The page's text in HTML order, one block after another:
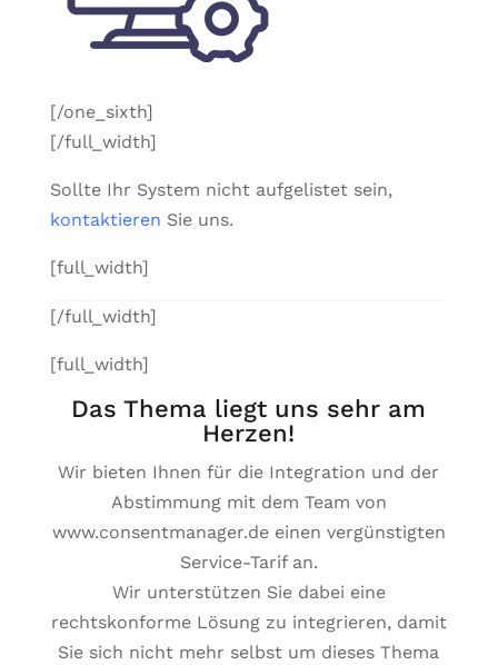
[/one_sixth]
[/full_width]
Sollte Ihr System nicht aufgelistet sein,
kontaktieren Sie uns.
[full_width]
[/full_width]
[full_width]
Das Thema liegt uns sehr am
Herzen!
Wir bieten Ihnen für die Integration und der
Abstimmung mit dem Team von
www.consentmanager.de einen vergünstigten
Service-Tarif an.
Wir unterstützen Sie dabei eine
rechtskonforme Lösung zu integrieren, damit
Sie sich nicht mehr selbst um dieses Thema